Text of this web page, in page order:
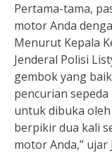
Pertama-tama,
motor Anda
Menurut Kepala
Jenderal Polisi
gembok yang
pencurian
untuk dibuka
berpikir dua kali
motor Anda,” ujar